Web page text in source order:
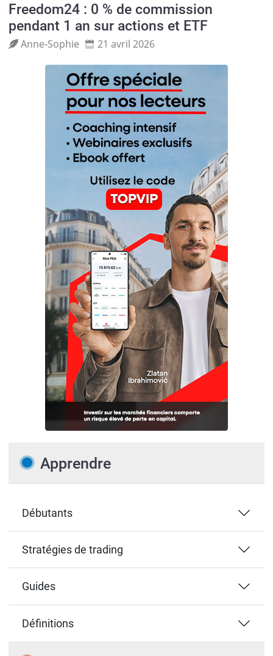
Freedom24 : 0 % de commission
pendant 1 an sur actions et ETF
Anne‑Sophie 21 avril 2026
Apprendre
Débutants
Stratégies de trading
Guides
Définitions